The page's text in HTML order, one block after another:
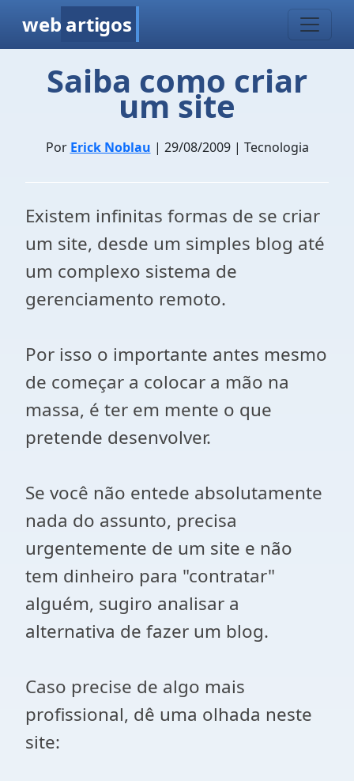
web artigos
Saiba como criar
um site
Por Erick Noblau | 29/08/2009 | Tecnologia
Existem infinitas formas de se criar
um site, desde um simples blog até
um complexo sistema de
gerenciamento remoto.
Por isso o importante antes mesmo
de começar a colocar a mão na
massa, é ter em mente o que
pretende desenvolver.
Se você não entede absolutamente
nada do assunto, precisa
urgentemente de um site e não
tem dinheiro para "contratar"
alguém, sugiro analisar a
alternativa de fazer um blog.
Caso precise de algo mais
profissional, dê uma olhada neste
site: